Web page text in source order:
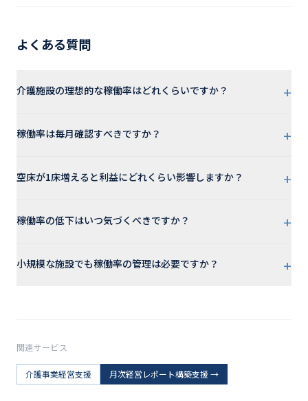
よくある質問
介護施設の理想的な稼働率はどれくらいですか？ +
稼働率は毎月確認すべきですか？ +
空床が1床増えると利益にどれくらい影響しますか？ +
稼働率の低下はいつ気づくべきですか？ +
小規模な施設でも稼働率の管理は必要ですか？ +
関連サービス
介護事業経営支援 月次経営レポート構築支援→